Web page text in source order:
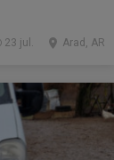
Arad, AR
23 jul.